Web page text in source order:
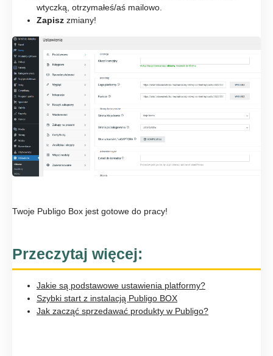
wtyczką, otrzymałeś/aś mailowo.
Zapisz zmiany!
Twoje Publigo Box jest gotowe do pracy!
Przeczytaj więcej:
Jakie są podstawowe ustawienia platformy?
Szybki start z instalacją Publigo BOX
Jak zacząć sprzedawać produkty w Publigo?